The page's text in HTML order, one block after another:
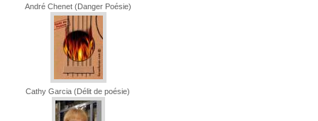
André Chenet (Danger Poésie)
Cathy Garcia (Délit de poésie)